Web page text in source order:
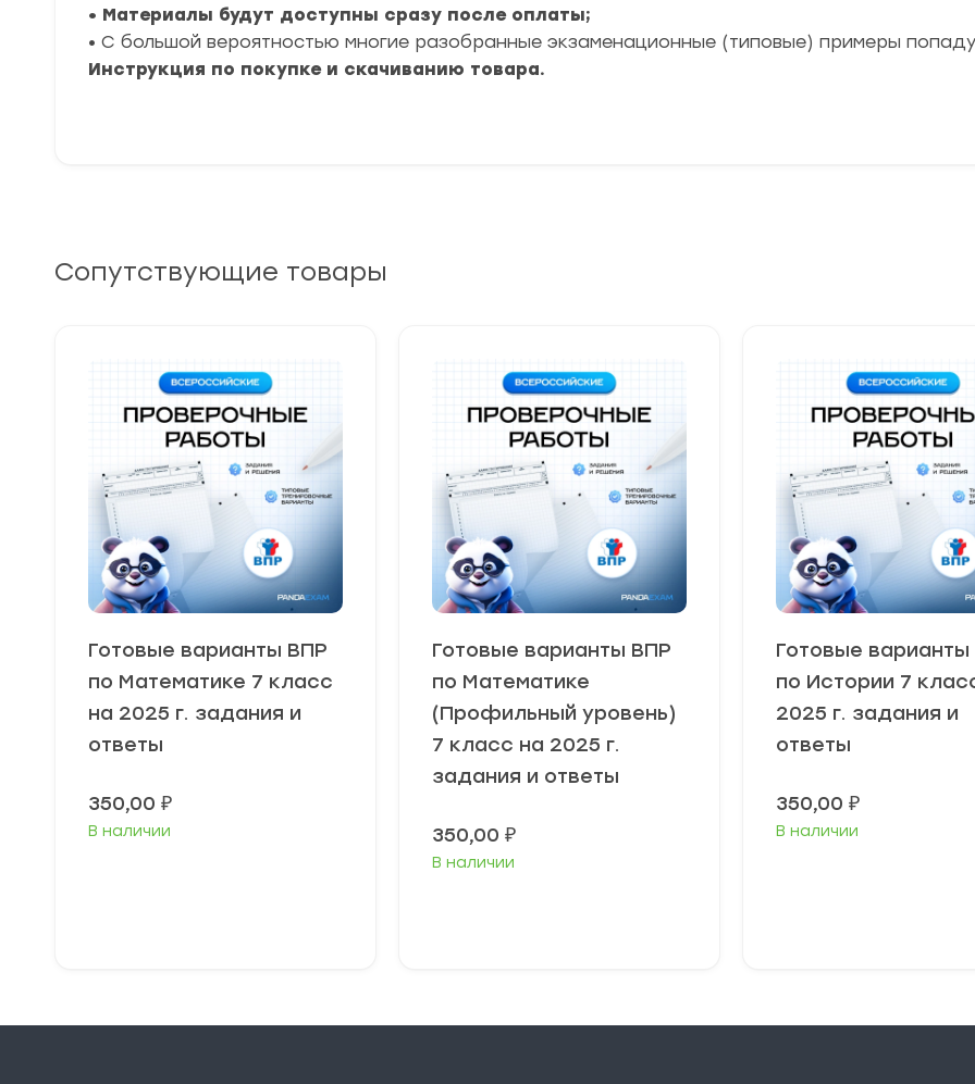
• Материалы будут доступны сразу после оплаты;
• С большой вероятностью многие разобранные экзаменационные (типовые) примеры
Инструкция по покупке и скачиванию товара.
Сопутствующие товары
Готовые варианты ВПР
по Математике 7 класс
на 2025 г. задания и
ответы
350,00 ₽
В наличии
Готовые варианты ВПР
по Математике
(Профильный уровень)
7 класс на 2025 г.
задания и ответы
350,00 ₽
В наличии
Готовые
по Истории 7
2025 г. задания и
ответы
350,00 ₽
В наличии